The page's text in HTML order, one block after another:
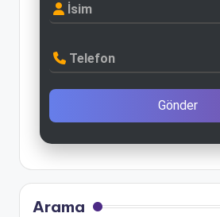
İsim
Telefon
Gönder
Arama